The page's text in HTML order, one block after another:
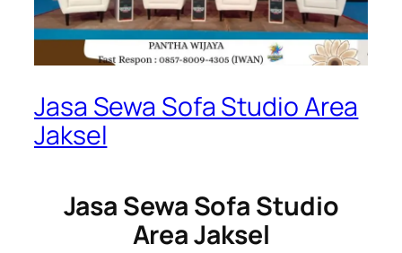
Jasa Sewa Sofa Studio Area
Jaksel
Jasa Sewa Sofa Studio
Area Jaksel